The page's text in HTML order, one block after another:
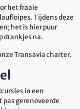
het fraaie
Tijdens deze
het is hier puur
drankjes na.
Transavia charter.
in een
gerenoveerde